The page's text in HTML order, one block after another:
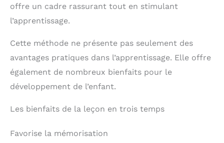
offre un cadre rassurant tout en stimulant
l’apprentissage.
Cette méthode ne présente pas seulement des
avantages pratiques dans l’apprentissage. Elle offre
également de nombreux bienfaits pour le
développement de l’enfant.
Les bienfaits de la leçon en trois temps
Favorise la mémorisation